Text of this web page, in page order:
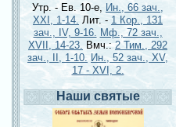
Утр. - Ев. 10-е, Ин., 66 зач.,
XXI, 1-14. Лит. - 1 Кор., 131
зач., IV, 9-16. Мф., 72 зач.,
XVII, 14-23. Вмч.:2 Тим., 292
зач., II, 1-10. Ин., 52 зач., XV,
17 - XVI, 2.
Наши святые